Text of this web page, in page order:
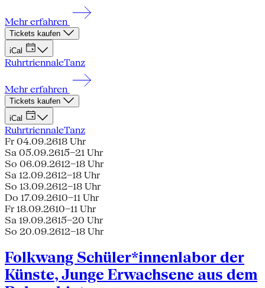
Mehr erfahren
Tickets kaufen
iCal
RuhrtriennaleTanz
Mehr erfahren
Tickets kaufen
iCal
RuhrtriennaleTanz
Fr 04.09.2618 Uhr
Sa 05.09.2615–21 Uhr
So 06.09.2612–18 Uhr
Sa 12.09.2612–18 Uhr
So 13.09.2612–18 Uhr
Do 17.09.2610–11 Uhr
Fr 18.09.2610–11 Uhr
Sa 19.09.2615–20 Uhr
So 20.09.2612–18 Uhr
Folkwang Schüler*innenlabor der
Künste, Junge Erwachsene aus dem